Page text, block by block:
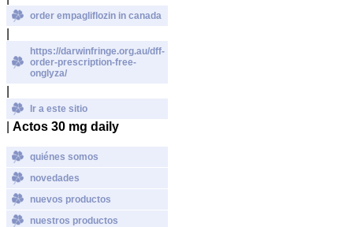
order empagliflozin in canada
https://darwinfringe.org.au/dff-
order-prescription-free-
onglyza/
Ir a este sitio
Actos 30 mg daily
quiénes somos
novedades
nuevos productos
nuestros productos